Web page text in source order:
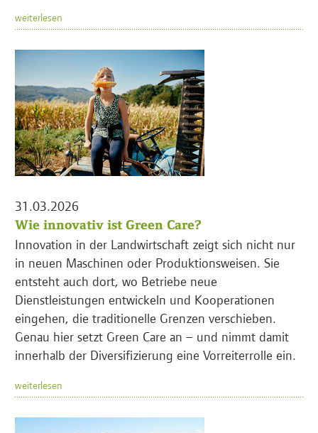
weiterlesen
31.03.2026
Wie innovativ ist Green Care?
Innovation in der Landwirtschaft zeigt sich nicht nur
in neuen Maschinen oder Produktionsweisen. Sie
entsteht auch dort, wo Betriebe neue
Dienstleistungen entwickeln und Kooperationen
eingehen, die traditionelle Grenzen verschieben.
Genau hier setzt Green Care an – und nimmt damit
innerhalb der Diversifizierung eine Vorreiterrolle ein.
weiterlesen